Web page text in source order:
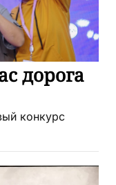
дорога
конкурс